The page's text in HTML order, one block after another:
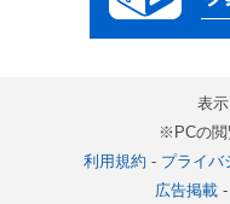
表示
※PCの閲
利用規約 - プライバ
広告掲載-